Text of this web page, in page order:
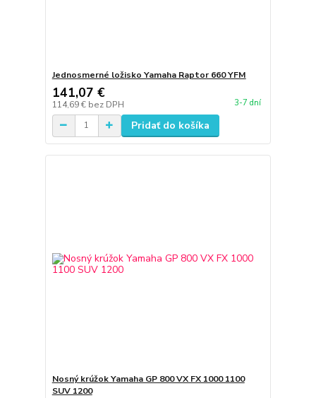
Jednosmerné ložisko Yamaha Raptor 660 YFM
141,07 €
114,69 € bez DPH 3-7 dní
Pridať do košíka
Nosný krúžok Yamaha GP 800 VX FX 1000 1100
SUV 1200